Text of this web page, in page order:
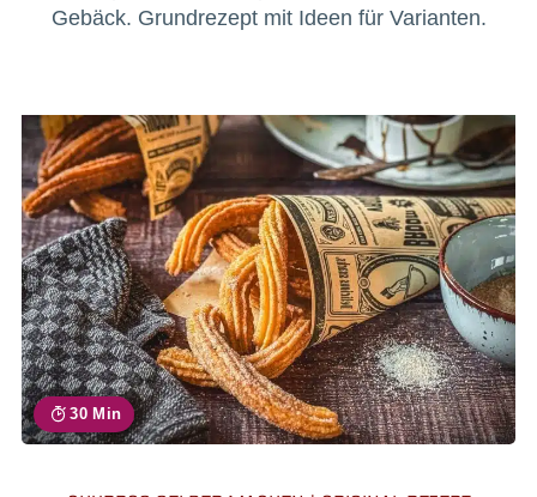
Gebäck. Grundrezept mit Ideen für Varianten.
30 Min